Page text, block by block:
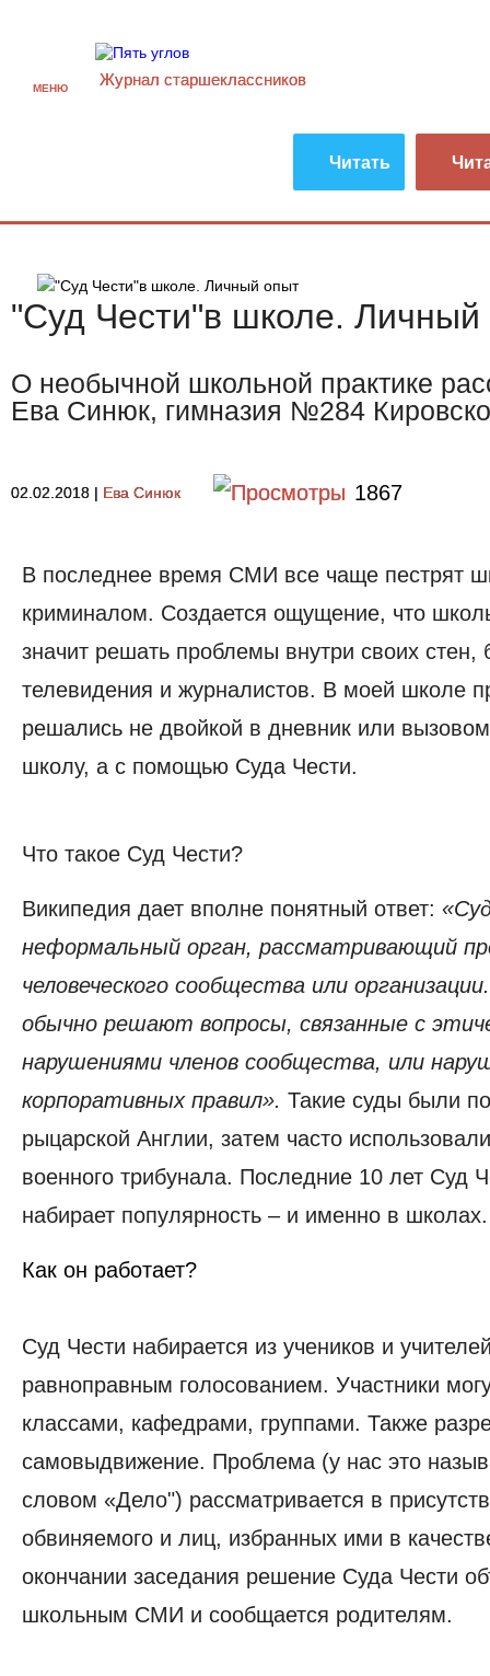
МЕНЮ Журнал старшекласcников
Читать
"Суд Чести"в школе. Личный
О необычной школьной практике
Ева Синюк, гимназия №284
02.02.2018 | Ева Синюк 1867
В последнее время СМИ все чаще пестрят
криминалом. Создается ощущение, что
значит решать проблемы внутри своих
телевидения и журналистов. В моей школе
решались не двойкой в дневник или
школу, а с помощью Суда Чести.
Что такое Суд Чести?
Википедия дает вполне понятный ответ:
неформальный орган, рассматривающий
человеческого сообщества или
обычно решают вопросы, связанные с
нарушениями членов сообщества, или
корпоративных правил». Такие суды были
рыцарской Англии, затем часто
военного трибунала. Последние 10 лет Суд
набирает популярность – и именно в
Как он работает?
Суд Чести набирается из учеников и
равноправным голосованием. Участники
классами, кафедрами, группами. Также
самовыдвижение. Проблема (у нас это
словом «Дело") рассматривается в
обвиняемого и лиц, избранных ими в
окончании заседания решение Суда Чести
школьным СМИ и сообщается родителям.